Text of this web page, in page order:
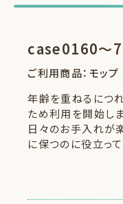
case0160〜
ご利用商品：モップ
年齢を重ねるにつ
ため利用を開始し
日々のお手入れが
に保つのに役立って